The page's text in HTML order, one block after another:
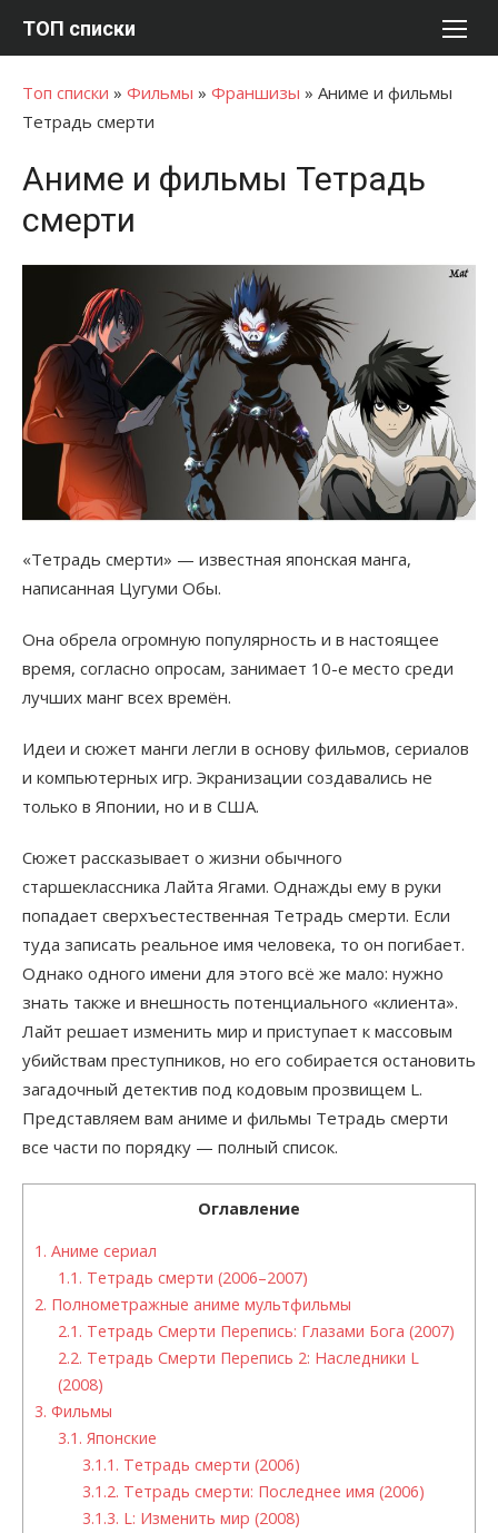
ТОП списки
Топ списки » Фильмы » Франшизы » Аниме и фильмы
Тетрадь смерти
Аниме и фильмы Тетрадь
смерти
«Тетрадь смерти» — известная японская манга,
написанная Цугуми Обы.
Она обрела огромную популярность и в настоящее
время, согласно опросам, занимает 10-е место среди
лучших манг всех времён.
Идеи и сюжет манги легли в основу фильмов, сериалов
и компьютерных игр. Экранизации создавались не
только в Японии, но и в США.
Сюжет рассказывает о жизни обычного
старшеклассника Лайта Ягами. Однажды ему в руки
попадает сверхъестественная Тетрадь смерти. Если
туда записать реальное имя человека, то он погибает.
Однако одного имени для этого всё же мало: нужно
знать также и внешность потенциального «клиента».
Лайт решает изменить мир и приступает к массовым
убийствам преступников, но его собирается остановить
загадочный детектив под кодовым прозвищем L.
Представляем вам аниме и фильмы Тетрадь смерти
все части по порядку — полный список.
Оглавление
1. Аниме сериал
1.1. Тетрадь смерти (2006–2007)
2. Полнометражные аниме мультфильмы
2.1. Тетрадь Смерти Перепись: Глазами Бога (2007)
2.2. Тетрадь Смерти Перепись 2: Наследники L
(2008)
3. Фильмы
3.1. Японские
3.1.1. Тетрадь смерти (2006)
3.1.2. Тетрадь смерти: Последнее имя (2006)
3.1.3. L: Изменить мир (2008)